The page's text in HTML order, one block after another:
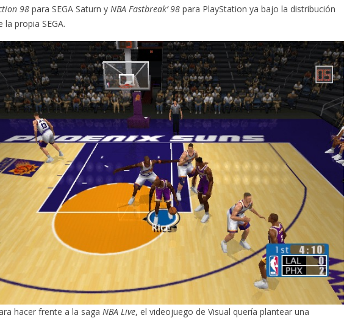
98 para SEGA Saturn y NBA Fastbreak’ 98 para PlayStation ya bajo la distribución
la propia SEGA.
hacer frente a la saga NBA Live, el videojuego de Visual quería plantear una